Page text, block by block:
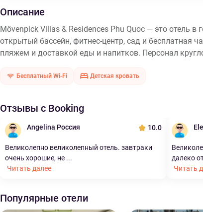
Описание
Mövenpick Villas & Residences Phu Quoc — это отель
открытый бассейн, фитнес-центр, сад и бесплатная
пляжем и доставкой еды и напитков. Персонал
Бесплатный Wi-Fi Детская кровать
Отзывы с Booking
Angelina Россия 10.0
Великолепно великолепный отель. завтраки
очень хорошие, не ...
Читать далее
далеко
Читать
Популярные отели